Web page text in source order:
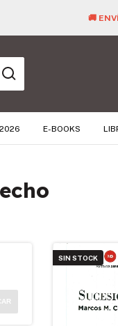
🚚
E-BOOKS
SIN STOCK